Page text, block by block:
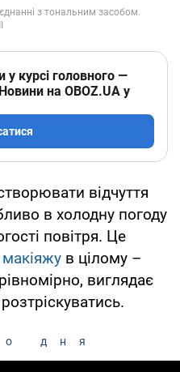
курсі головного —
на OBOZ.UA у
відчуття
в холодну погоду
повітря. Це
макіяжу в цілому –
виглядає
дня